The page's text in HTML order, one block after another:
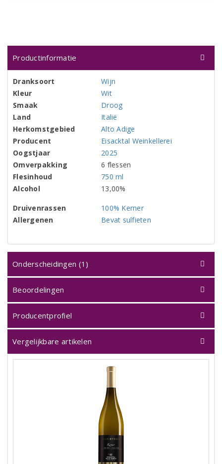
Productinformatie
Dranksoort
Wijn
Kleur
Wit
Smaak
Droog
Land
Italië
Herkomstgebied
Alto Adige
Producent
Eisacktal Weinkellerei
Oogstjaar
2025
Omverpakking
6 flessen
Flesinhoud
750 ml
Alcohol
13,00%
Druivenrassen
100% Kerner
Allergenen
Bevat sulfieten
Onderscheidingen (1)
Beoordelingen
Producentprofiel
Vergelijkbare artikelen